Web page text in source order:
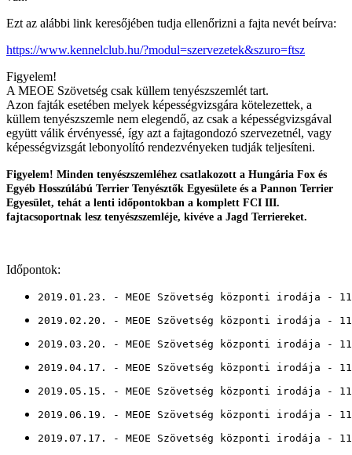
Ezt az alábbi link keresőjében tudja ellenőrizni a fajta nevét beírva:
https://www.kennelclub.hu/?modul=szervezetek&szuro=ftsz
Figyelem!
A MEOE Szövetség csak küllem tenyészszemlét tart.
Azon fajták esetében melyek képességvizsgára kötelezettek, a
küllem tenyészszemle nem elegendő, az csak a képességvizsgával
együtt válik érvényessé, így azt a fajtagondozó szervezetnél, vagy
képességvizsgát lebonyolító rendezvényeken tudják teljesíteni.
Figyelem! Minden tenyészszemléhez csatlakozott a Hungária Fox és
Egyéb Hosszúlábú Terrier Tenyésztők Egyesülete és a Pannon Terrier
Egyesület, tehát a lenti időpontokban a komplett FCI III.
fajtacsoportnak lesz tenyészszemléje, kivéve a Jagd Terriereket.
Időpontok:
2019.01.23. - MEOE Szövetség központi irodája -
2019.02.20. - MEOE Szövetség központi irodája -
2019.03.20. - MEOE Szövetség központi irodája -
2019.04.17. - MEOE Szövetség központi irodája -
2019.05.15. - MEOE Szövetség központi irodája -
2019.06.19. - MEOE Szövetség központi irodája -
2019.07.17. - MEOE Szövetség központi irodája -